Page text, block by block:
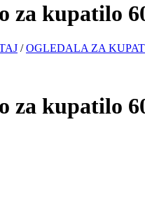
za kupatilo
/OGLEDALA ZA
za kupatilo